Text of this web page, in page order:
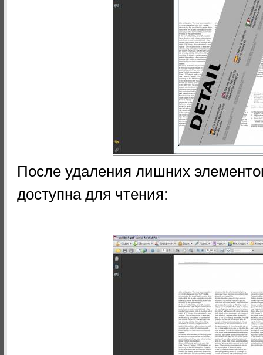
После удаления лишних
доступна для чтения: